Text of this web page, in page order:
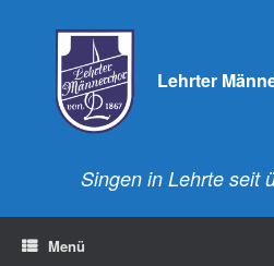
Lehrter
Singen in Lehrte seit
Menü